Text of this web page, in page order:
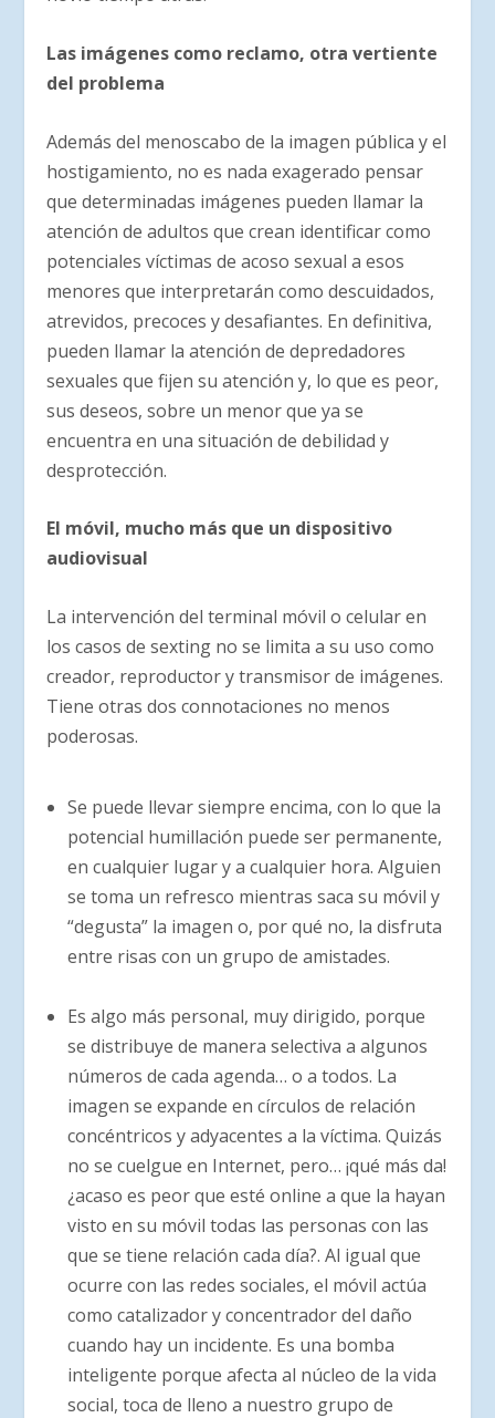
Las imágenes como reclamo, otra vertiente
del problema
Además del menoscabo de la imagen pública y el
hostigamiento, no es nada exagerado pensar
que determinadas imágenes pueden llamar la
atención de adultos que crean identificar como
potenciales víctimas de acoso sexual a esos
menores que interpretarán como descuidados,
atrevidos, precoces y desafiantes. En definitiva,
pueden llamar la atención de depredadores
sexuales que fijen su atención y, lo que es peor,
sus deseos, sobre un menor que ya se
encuentra en una situación de debilidad y
desprotección.
El móvil, mucho más que un dispositivo
audiovisual
La intervención del terminal móvil o celular en
los casos de sexting no se limita a su uso como
creador, reproductor y transmisor de imágenes.
Tiene otras dos connotaciones no menos
poderosas.
Se puede llevar siempre encima, con lo que la
potencial humillación puede ser permanente,
en cualquier lugar y a cualquier hora. Alguien
se toma un refresco mientras saca su móvil y
“degusta” la imagen o, por qué no, la disfruta
entre risas con un grupo de amistades.
Es algo más personal, muy dirigido, porque
se distribuye de manera selectiva a algunos
números de cada agenda… o a todos. La
imagen se expande en círculos de relación
concéntricos y adyacentes a la víctima. Quizás
no se cuelgue en Internet, pero… ¡qué más da!
¿acaso es peor que esté online a que la hayan
visto en su móvil todas las personas con las
que se tiene relación cada día?. Al igual que
ocurre con las redes sociales, el móvil actúa
como catalizador y concentrador del daño
cuando hay un incidente. Es una bomba
inteligente porque afecta al núcleo de la vida
social, toca de lleno a nuestro grupo de